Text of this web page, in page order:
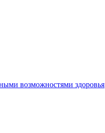
возможностями здоровья